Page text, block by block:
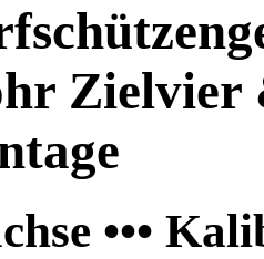
Zielvier
•••